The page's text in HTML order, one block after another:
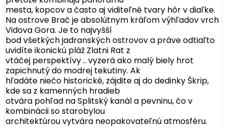
mesta, kopcov a často aj viditeľné tvary hôr v diaľke.
Na ostrove Brač je absolútnym kráľom výhľadov vrch
Vidova Gora. Je to najvyšší
bod všetkých jadranských ostrovov a práve odtiaľto
uvidíte ikonickú pláž Zlatni Rat z
vtáčej perspektívy .. vyzerá ako malý biely hrot
zapichnutý do modrej tekutiny. Ak
hľadáte niečo historické, zájdite aj do dedinky Škrip,
kde sa z kamenných hradieb
otvára pohľad na Splitský kanál a pevninu, čo v
kombinácii so starobylou
architektúrou vytvára neopakovateľnú atmosféru.